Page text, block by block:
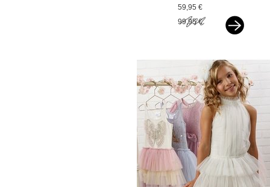
bruidsmeisje met
bijpassende bolero wit
vxx
59,95 €
99,95 €